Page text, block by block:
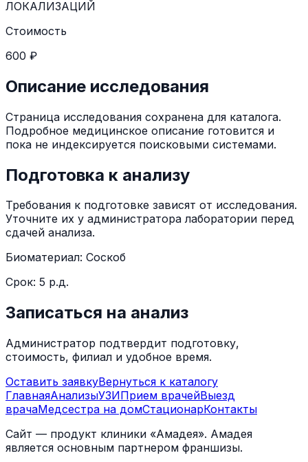
ЛОКАЛИЗАЦИЙ
Стоимость
600 ₽
Описание исследования
Страница исследования сохранена для каталога.
Подробное медицинское описание готовится и
пока не индексируется поисковыми системами.
Подготовка к анализу
Требования к подготовке зависят от исследования.
Уточните их у администратора лаборатории перед
сдачей анализа.
Биоматериал: Соскоб
Срок: 5 р.д.
Записаться на анализ
Администратор подтвердит подготовку,
стоимость, филиал и удобное время.
Оставить заявкуВернуться к каталогу
ГлавнаяАнализыУЗИПрием врачейВыезд
врачаМедсестра на домСтационарКонтакты
Сайт — продукт клиники «Амадея». Амадея
является основным партнером франшизы.